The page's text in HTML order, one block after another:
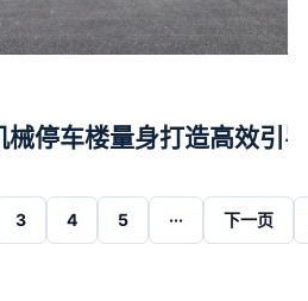
停车楼量身打造高效引导
3 4 5 ··· 下一页